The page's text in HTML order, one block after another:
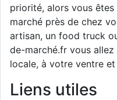
priorité, alors vous
marché près de chez
artisan, un food truck
de-marché.fr vous
locale, à votre ventre
Liens utiles